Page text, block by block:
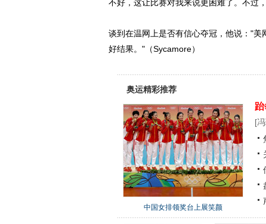
不好，这让比赛对我来说更困难了。不过
谈到在温网上是否有信心夺冠，他说："
好结果。"（Sycamore）
奥运精彩推荐
中国女排领奖台上展笑颜
[